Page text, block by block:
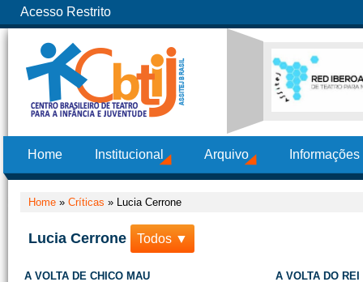
Acesso Restrito
Home Institucional Arquivo
Home » Críticas » Lucia Cerrone
Lucia Cerrone Todos ▼
A VOLTA DE CHICO MAU
A VOLTA DO